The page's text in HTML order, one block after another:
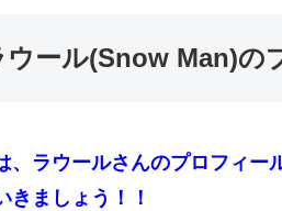
ウール(Snow Man)の
、ラウールさんのプロフィー
きましょう！！